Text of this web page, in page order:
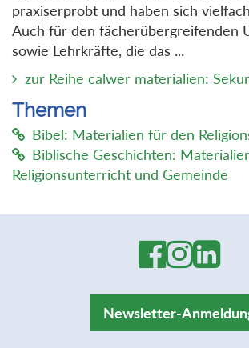
praxiserprobt und haben sich
Auch für den fächerübergreifenden
sowie Lehrkräfte, die das ...
zur Reihe calwer materialien:
Themen
Bibel: Materialien für den
Biblische Geschichten:
Religionsunterricht und Gemeinde
Newsletter-